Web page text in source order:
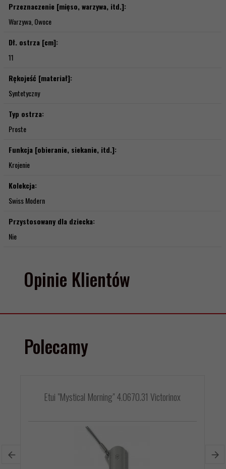
Przeznaczenie [mięso, warzywa, itd.]:
Warzywa, Owoce
Dł. ostrza [cm]:
11
Rękojeść [materiał]:
Syntetyczny
Typ ostrza:
Proste
Funkcja [obieranie, siekanie, itd.]:
Krojenie
Kolekcja:
Swiss Modern
Przystosowany dla dziecka:
Nie
Opinie Klientów
Polecamy
Etui "Mystical Morning" 4.0670.31 Victorinox